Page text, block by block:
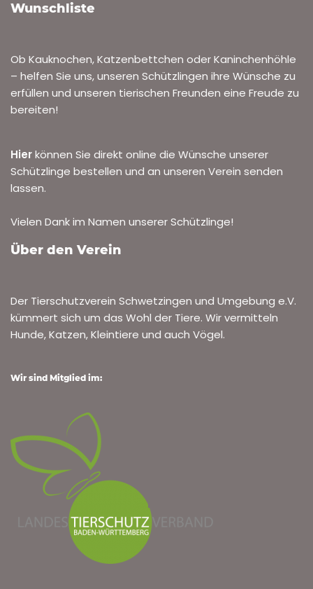
Romeo sucht eine neue Familie
Romeo, 6 Jahre, eine liebevolle Seele voller Energie,
sucht ein neues Zuhause, da sein Herrchen